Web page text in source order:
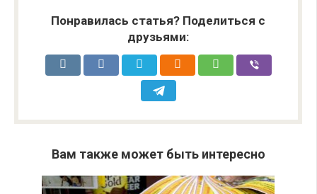
Понравилась статья? Поделиться с
друзьями:
Вам также может быть интересно